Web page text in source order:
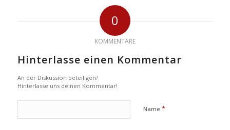
0
KOMMENTARE
Hinterlasse einen Kommentar
An der Diskussion beteiligen?
Hinterlasse uns deinen Kommentar!
Name *